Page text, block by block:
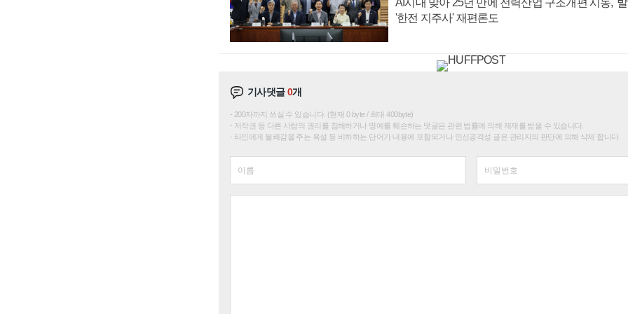
'한전 지주사' 재편론도
기사댓글0개
200자까지 쓰실 수 있습니다. (현재 0 byte / 최대 400byte)
저작권 등 다른 사람의 권리를 침해하거나 명예를 훼손하는 댓글은 관련 법률에 의해 제재를 받을 수 있습니다.
타인에게 불쾌감을 주는 욕설 등 비하하는 단어가 내용에 포함되거나 인신공격성 글은 관리자의 판단에 의해 삭제 합니다.